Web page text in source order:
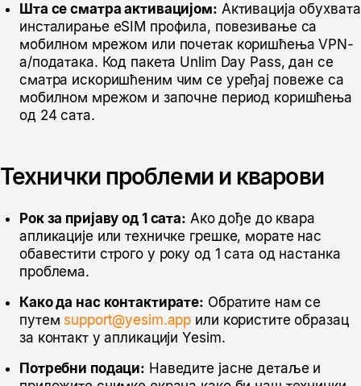
Шта се сматра активацијом: Активација обухвата
инсталирање eSIM профила, повезивање са
мобилном мрежом или почетак коришћења VPN-
а/података. Код пакета Unlim Day Pass, дан се
сматра искоришћеним чим се уређај повеже са
мобилном мрежом и започне период коришћења
од 24 сата.
Технички проблеми и кварови
Рок за пријаву од 1 сата: Ако дође до квара
апликације или техничке грешке, морате нас
обавестити строго у року од 1 сата од настанка
проблема.
Како да нас контактирате: Обратите нам се
путем support@yesim.app или користите образац
за контакт у апликацији Yesim.
Потребни подаци: Наведите јасне детаље и